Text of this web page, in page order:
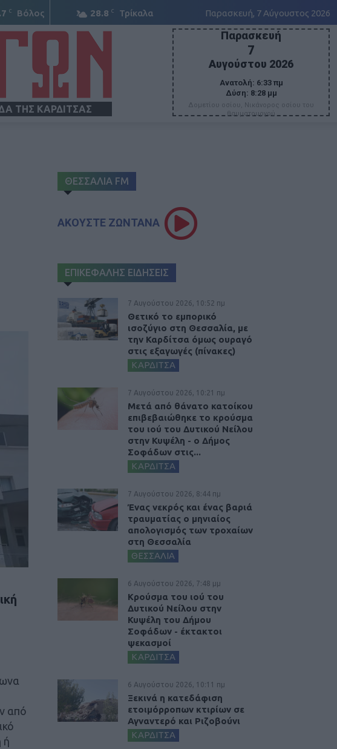
C Βόλος 28.8 C Τρίκαλα Παρασκευή, 7 Αύγουστος 2026
ΤΗΣ ΚΑΡΔΙΤΣΑΣ
Παρασκευή
7
Αυγούστου 2026
Ανατολή: 6:33 πμ
Δύση: 8:28 μμ
Δομετίου οσίου, Νικάνορος οσίου του
θαυματουργού
από
ή
ΘΕΣΣΑΛΙΑ FM
ΑΚΟΥΣΤΕ ΖΩΝΤΑΝΑ
ΕΠΙΚΕΦΑΛΗΣ ΕΙΔΗΣΕΙΣ
7 Αυγούστου 2026, 10:52 πμ
Θετικό το εμπορικό
ισοζύγιο στη Θεσσαλία, με
την Καρδίτσα όμως ουραγό
στις εξαγωγές (πίνακες)
ΚΑΡΔΙΤΣΑ
7 Αυγούστου 2026, 10:21 πμ
Μετά από θάνατο κατοίκου
επιβεβαιώθηκε το κρούσμα
του ιού του Δυτικού Νείλου
στην Κυψέλη - ο Δήμος
Σοφάδων στις...
ΚΑΡΔΙΤΣΑ
7 Αυγούστου 2026, 8:44 πμ
Ένας νεκρός και ένας βαριά
τραυματίας ο μηνιαίος
απολογισμός των τροχαίων
στη Θεσσαλία
ΘΕΣΣΑΛΙΑ
6 Αυγούστου 2026, 7:48 μμ
Κρούσμα του ιού του
Δυτικού Νείλου στην
Κυψέλη του Δήμου
Σοφάδων - έκτακτοι
ψεκασμοί
ΚΑΡΔΙΤΣΑ
6 Αυγούστου 2026, 10:11 πμ
Ξεκινά η κατεδάφιση
ετοιμόρροπων κτιρίων σε
Αγναντερό και Ριζοβούνι
ΚΑΡΔΙΤΣΑ